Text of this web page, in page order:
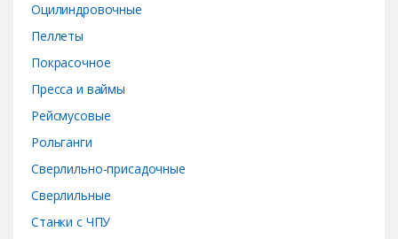
Оцилиндровочные
Пеллеты
Покрасочное
Пресса и ваймы
Рейсмусовые
Рольганги
Сверлильно-присадочные
Сверлильные
Станки с ЧПУ